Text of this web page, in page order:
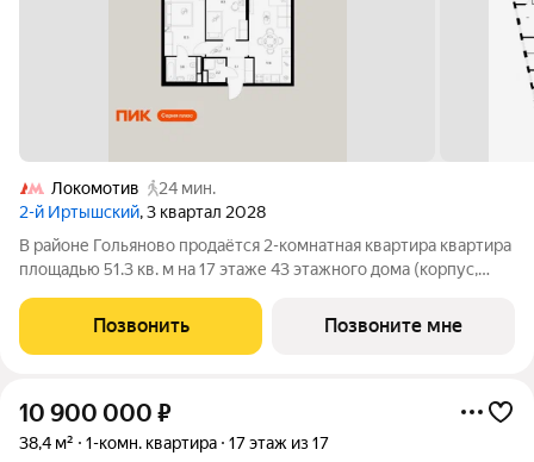
Локомотив
24 мин.
2-й Иртышский, 3 квартал 2028
В районе Гольяново продаётся 2-комнатная квартира квартира
площадью 51.3 кв. м на 17 этаже 43 этажного дома (корпус,
расположение 25 минут пешком до станции метро
«Черкизовская» 14 минут на автомобиле до
Позвонить Позвоните мне
10 900 000 ₽
38,4 м² 1-комн. квартира 17 этаж из 17